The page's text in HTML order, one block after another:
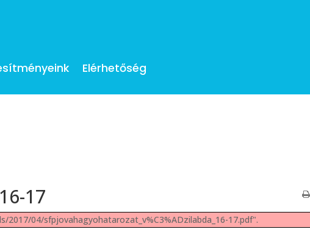
Elérhetőség
17
04/sfpjovahagyohatarozat_v%C3%ADzilabda_16-17.pdf".